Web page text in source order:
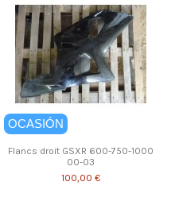
OCASIÓN
Flancs droit GSXR 600-750-1000
00-03
100,00 €